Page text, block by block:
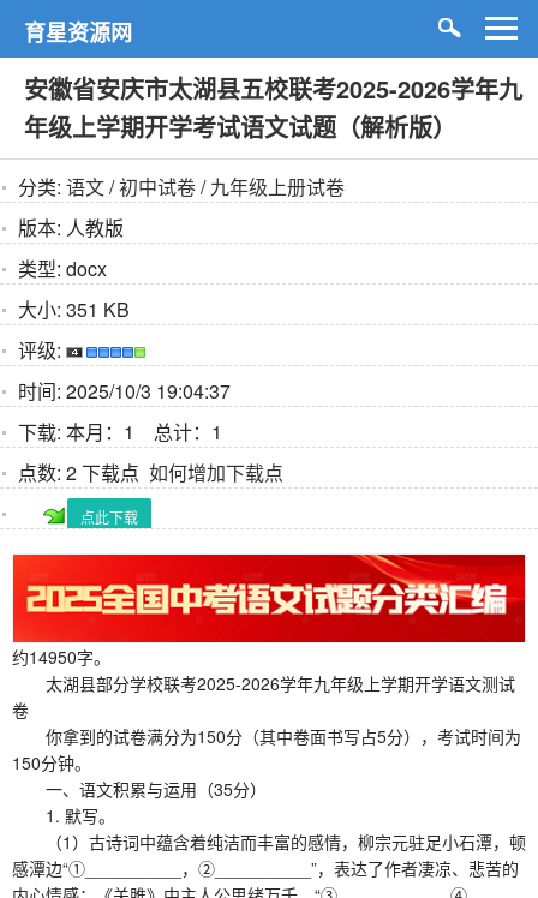
育星资源网
安徽省安庆市太湖县五校联考2025-2026学年九
年级上学期开学考试语文试题（解析版）
分类: 语文/初中试卷/九年级上册试卷
版本: 人教版
类型: docx
大小: 351 KB
评级:
时间: 2025/10/3 19:04:37
下载: 本月：1 总计：1
点数: 2 下载点 如何增加下载点
点此下载
约14950字。
太湖县部分学校联考2025-2026学年九年级上学期开学语文测试
卷
你拿到的试卷满分为150分（其中卷面书写占5分），考试时间为
150分钟。
一、语文积累与运用（35分）
1. 默写。
（1）古诗词中蕴含着纯洁而丰富的感情，柳宗元驻足小石潭，顿
感潭边“①__________，②__________”，表达了作者凄凉、悲苦的